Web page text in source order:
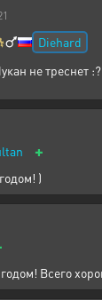
Diehard
не треснет
+
)
Всего